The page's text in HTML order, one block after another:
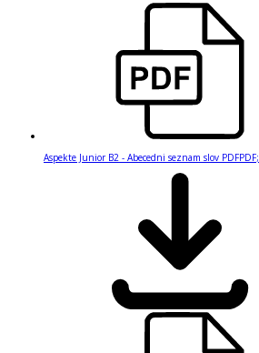
Aspekte Junior B2 - Abecedni seznam slov PDFPDF;